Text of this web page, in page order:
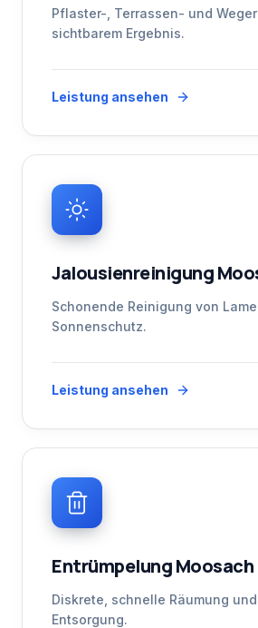
Pflaster-, Terrassen- und
sichtbarem Ergebnis.
Leistung ansehen
Jalousienreinigung
Schonende Reinigung von
Sonnenschutz.
Leistung ansehen
Entrümpelung Moosach
Diskrete, schnelle Räumung
Entsorgung.